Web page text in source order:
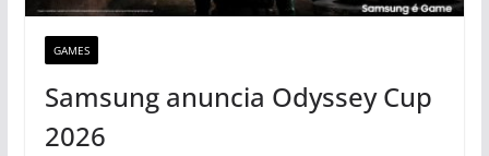
GAMES
Samsung anuncia Odyssey Cup
2026